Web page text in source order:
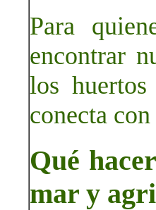
Para
encontrar
los
conecta
Qué
mar y